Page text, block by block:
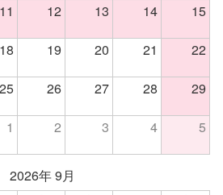
11 12 13 14 15
18 19 20 21 22
25 26 27 28 29
1 2 3 4 5
2026年 9月